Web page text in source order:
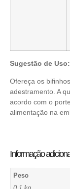
Sugestão de Uso:
Ofereça os
adestramento. A
acordo com o
alimentação na
Informação
Peso